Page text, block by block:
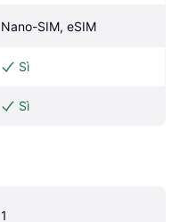
Nano-SIM, eSIM
Sì
Sì
1